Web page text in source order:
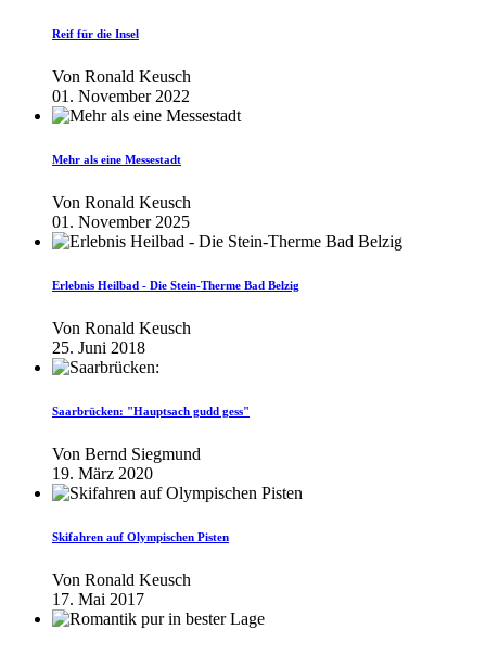
Reif für die Insel
Von Ronald Keusch
01. November 2022
Mehr als eine Messestadt
Von Ronald Keusch
01. November 2025
Erlebnis Heilbad - Die Stein-Therme Bad Belzig
Von Ronald Keusch
25. Juni 2018
Saarbrücken: "Hauptsach gudd gess"
Von Bernd Siegmund
19. März 2020
Skifahren auf Olympischen Pisten
Von Ronald Keusch
17. Mai 2017